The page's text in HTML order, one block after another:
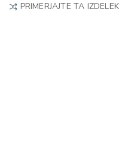
PRIMERJAJTE TA IZDELEK